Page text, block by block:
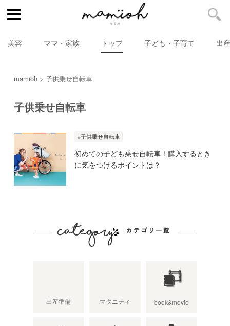
美容 ママ・家族 トップ 子ども・子育て 出
mamioh 子供乗せ自転車
子供乗せ自転車
子供乗せ自転車
初めての子ども乗せ自転車！購入するとき
に気をつけるポイントは？
出産準備 マタニティ book&movie